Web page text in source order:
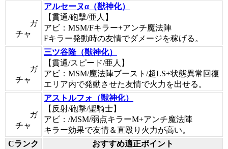
ガ
チャ
アルセーヌα（獣神化）
【貫通/砲擊/亜人】
アビ：MSM/Fキラー+アンチ魔法陣
Fキラー発動時の友情でダメージを稼げる。
ガ
チャ
三ツ谷隆（獣神化）
【貫通/スピード/亜人】
アビ：MSM/魔法陣ブースト/超LS+状態異常回復
エリア内で発動させた友情で火力を出せる。
ガ
チャ
アストルフォ（獣神化）
【反射/砲撃/聖騎士】
アビ：/MSM/弱点キラーM+アンチ魔法陣
キラー効果で友情＆直殴り火力が高い。
Cランク
おすすめ適正ポイント